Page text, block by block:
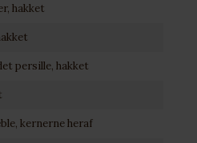
hakket
persille, hakket
kernerne heraf